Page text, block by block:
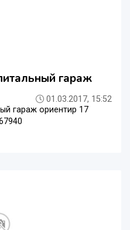
гараж
01.03.2017, 15:52
гараж ориентир 17